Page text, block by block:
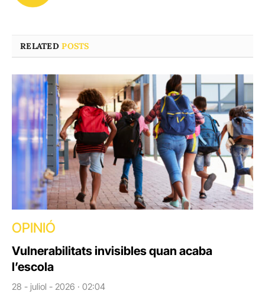
RELATEDPOSTS
OPINIÓ
Vulnerabilitats invisibles quan acaba
l’escola
28 - juliol - 2026 · 02:04